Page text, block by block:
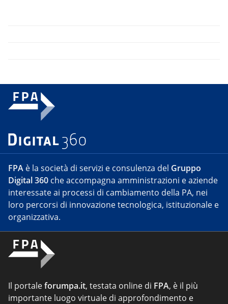
FPA è la società di servizi e consulenza del Gruppo
Digital 360 che accompagna amministrazioni e aziende
interessate ai processi di cambiamento della PA, nei
loro percorsi di innovazione tecnologica, istituzionale e
organizzativa.
Il portaleforumpa.it, testata online di FPA, è il più
importante luogo virtuale di approfondimento e